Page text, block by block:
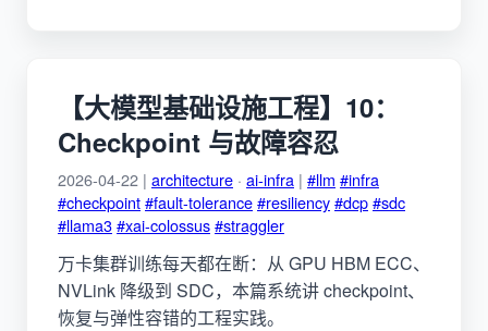
【大模型基础设施工程】10：
Checkpoint 与故障容忍
2026-04-22 | architecture · ai-infra | #llm #infra
#checkpoint#fault-tolerance#resiliency#dcp#sdc
#llama3#xai-colossus#straggler
万卡集群训练每天都在断：从 GPU HBM ECC、
NVLink 降级到 SDC，本篇系统讲 checkpoint、
恢复与弹性容错的工程实践。